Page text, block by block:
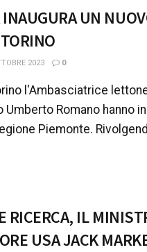
UN
2023 0
l'Ambasciatrice
Umberto Romano hanno
Piemonte.
RICERCA, IL
USA JACK